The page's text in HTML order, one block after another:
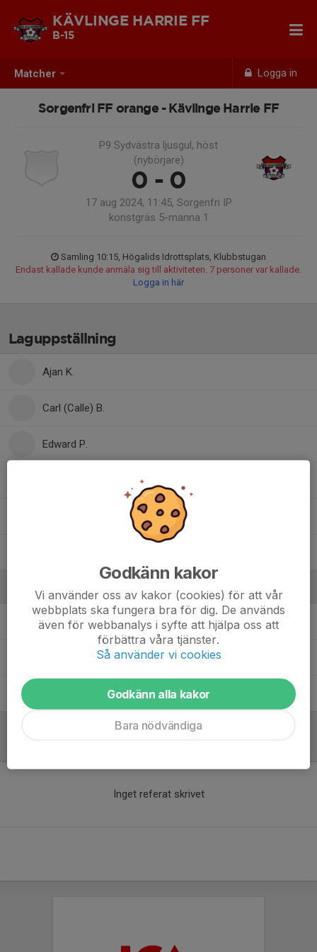
Matcher Logga in
KÄVLINGE HARRIE FF
B-15
Sorgenfri FF orange - Kävlinge Harrie FF
P9 Sydvästra ljusgul, höst
(nybörjare)
0 - 0
17 aug 2024, 11:45, Sorgenfri IP
konstgräs 5-manna 1
Samling 10:15, Högalids Idrottsplats, Klubbstugan
Endast kallade kunde anmäla sig till aktiviteten. 7 personer var kallade.
Logga in här
Laguppställning
Ajan K.
Carl (Calle) B.
Edward P.
Ledare
Ernad SubasicTränare
Fredrik Nilsson Tränare
Lina SjöstrandTränare
Inget referat skrivet
Godkänn kakor
Vi använder oss av kakor (cookies) för att vår
webbplats ska fungera bra för dig. De används
även för webbanalys i syfte att hjälpa oss att
förbättra våra tjänster.
Så använder vi cookies
Godkänn alla kakor
Bara nödvändiga